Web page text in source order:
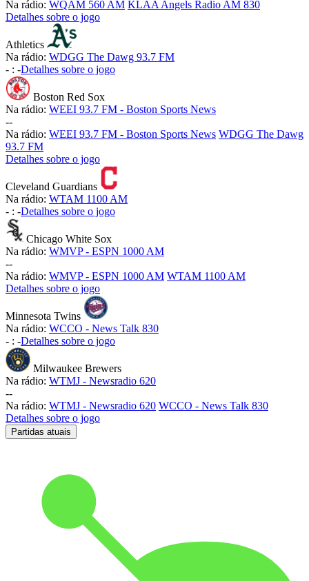
Na rádio: WQAM 560 AM KLAA Angels Radio AM 830
Detalhes sobre o jogo
Athletics
Na rádio: WDGG The Dawg 93.7 FM
- : -Detalhes sobre o jogo
Boston Red Sox
Na rádio: WEEI 93.7 FM - Boston Sports News
--
Na rádio: WEEI 93.7 FM - Boston Sports News WDGG The Dawg
93.7 FM
Detalhes sobre o jogo
Cleveland Guardians
Na rádio: WTAM 1100 AM
- : -Detalhes sobre o jogo
Chicago White Sox
Na rádio: WMVP - ESPN 1000 AM
--
Na rádio: WMVP - ESPN 1000 AM WTAM 1100 AM
Detalhes sobre o jogo
Minnesota Twins
Na rádio: WCCO - News Talk 830
- : -Detalhes sobre o jogo
Milwaukee Brewers
Na rádio: WTMJ - Newsradio 620
--
Na rádio: WTMJ - Newsradio 620 WCCO - News Talk 830
Detalhes sobre o jogo
Partidas atuais